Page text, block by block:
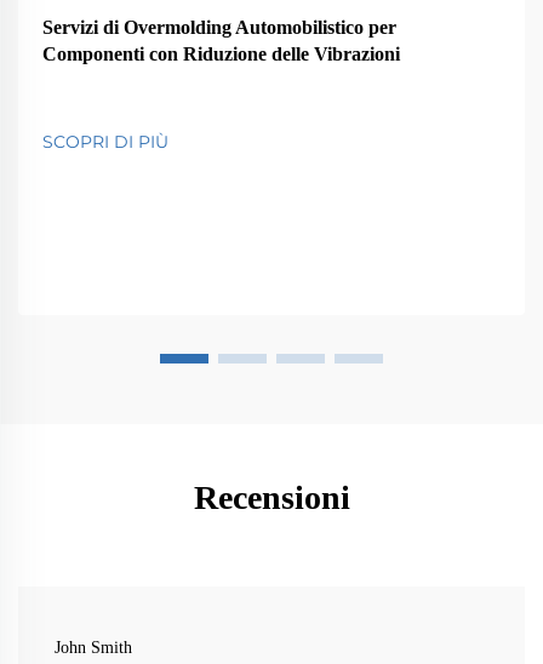
Servizi di Overmolding Automobilistico per
Componenti con Riduzione delle Vibrazioni
SCOPRI DI PIÙ
Recensioni
John Smith